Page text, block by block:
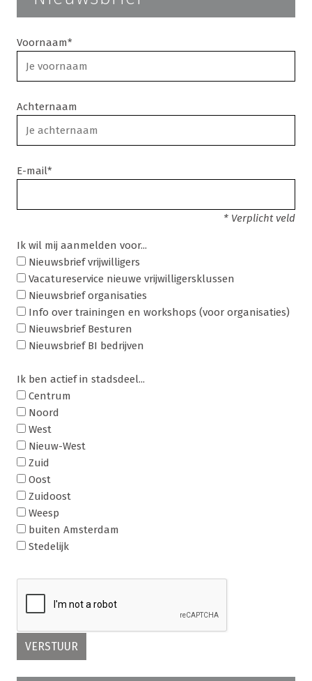
Voornaam*
Achternaam
E-mail*
* Verplicht veld
Ik wil mij aanmelden voor...
Nieuwsbrief vrijwilligers
Vacatureservice nieuwe vrijwilligersklussen
Nieuwsbrief organisaties
Info over trainingen en workshops (voor organisaties)
Nieuwsbrief Besturen
Nieuwsbrief BI bedrijven
Ik ben actief in stadsdeel...
Centrum
Noord
West
Nieuw-West
Zuid
Oost
Zuidoost
Weesp
buiten Amsterdam
Stedelijk